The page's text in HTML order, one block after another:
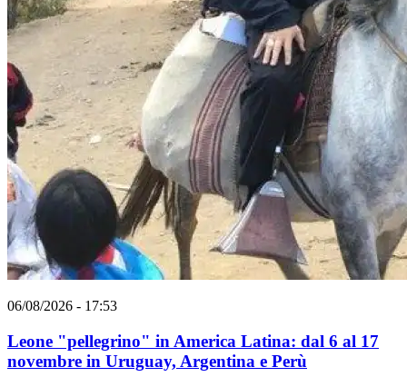
06/08/2026 - 17:53
Leone "pellegrino" in America Latina: dal 6 al 17
novembre in Uruguay, Argentina e Perù